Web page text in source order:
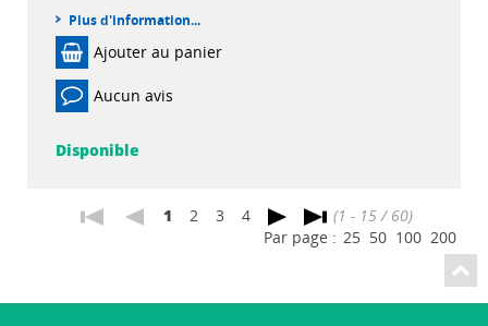
Plus d'information...
Ajouter au panier
Aucun avis
Disponible
1 2 3 4
(1 - 15 / 60)
Par page : 25 50 100 200